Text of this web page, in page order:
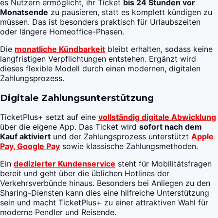
es Nutzern ermöglicht, ihr Ticket bis 24 Stunden vor
Monatsende zu pausieren, statt es komplett kündigen zu
müssen. Das ist besonders praktisch für Urlaubszeiten
oder längere Homeoffice-Phasen.
Die monatliche Kündbarkeit bleibt erhalten, sodass keine
langfristigen Verpflichtungen entstehen. Ergänzt wird
dieses flexible Modell durch einen modernen, digitalen
Zahlungsprozess.
Digitale Zahlungsunterstützung
TicketPlus+ setzt auf eine vollständig digitale Abwicklung
über die eigene App. Das Ticket wird sofort nach dem
Kauf aktiviert und der Zahlungsprozess unterstützt Apple
Pay, Google Pay sowie klassische Zahlungsmethoden.
Ein dedizierter Kundenservice steht für Mobilitätsfragen
bereit und geht über die üblichen Hotlines der
Verkehrsverbünde hinaus. Besonders bei Anliegen zu den
Sharing-Diensten kann dies eine hilfreiche Unterstützung
sein und macht TicketPlus+ zu einer attraktiven Wahl für
moderne Pendler und Reisende.